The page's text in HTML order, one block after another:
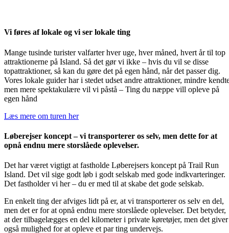
Vi føres af lokale og vi ser lokale ting
Mange tusinde turister valfarter hver uge, hver måned, hvert år til top
attraktionerne på Island. Så det gør vi ikke – hvis du vil se disse
topattraktioner, så kan du gøre det på egen hånd, når det passer dig.
Vores lokale guider har i stedet udset andre attraktioner, mindre
men mere spektakulære vil vi påstå – Ting du næppe vill opleve på
egen hånd
Læs mere om turen her
Løberejser koncept – vi transporterer os selv, men dette for at
opnå endnu mere storslåede oplevelser.
Det har været vigtigt at fastholde Løberejsers koncept på Trail Run
Island. Det vil sige godt løb i godt selskab med gode indkvarteringer.
Det fastholder vi her – du er med til at skabe det gode selskab.
En enkelt ting der afviges lidt på er, at vi transporterer os selv en del,
men det er for at opnå endnu mere storslåede oplevelser. Det betyder,
at der tilbagelægges en del kilometer i private køretøjer, men det giver
også mulighed for at opleve et par ting undervejs.